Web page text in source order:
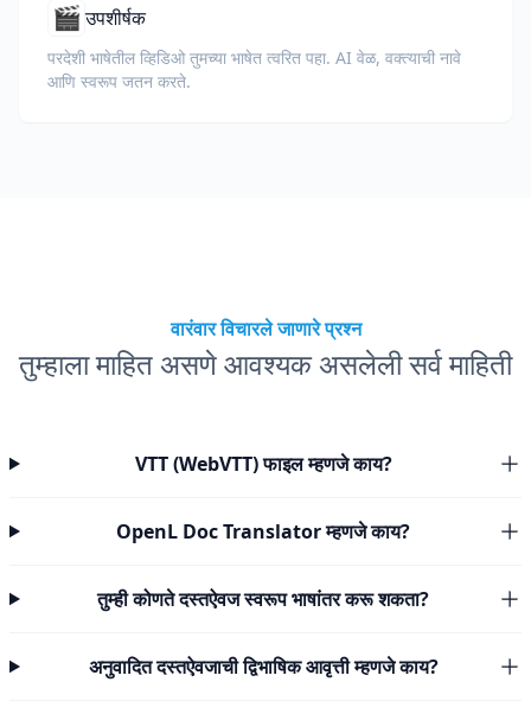
🎬 उपशीर्षक
परदेशी भाषेतील व्हिडिओ तुमच्या भाषेत त्वरित पहा. AI वेळ, वक्त्याची नावे
आणि स्वरूप जतन करते.
वारंवार विचारले जाणारे प्रश्न
तुम्हाला माहित असणे आवश्यक असलेली सर्व माहिती
VTT (WebVTT) फाइल म्हणजे काय?
OpenL Doc Translator म्हणजे काय?
तुम्ही कोणते दस्तऐवज स्वरूप भाषांतर करू शकता?
अनुवादित दस्तऐवजाची द्विभाषिक आवृत्ती म्हणजे काय?